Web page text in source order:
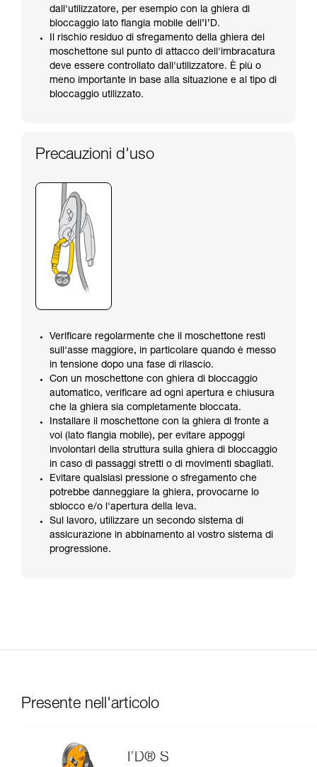
dall'utilizzatore, per esempio con la ghiera di
bloccaggio lato flangia mobile dell’I’D.
Il rischio residuo di sfregamento della ghiera del
moschettone sul punto di attacco dell'imbracatura
deve essere controllato dall'utilizzatore. È più o
meno importante in base alla situazione e al tipo di
bloccaggio utilizzato.
Precauzioni d'uso
Verificare regolarmente che il moschettone resti
sull'asse maggiore, in particolare quando è messo
in tensione dopo una fase di rilascio.
Con un moschettone con ghiera di bloccaggio
automatico, verificare ad ogni apertura e chiusura
che la ghiera sia completamente bloccata.
Installare il moschettone con la ghiera di fronte a
voi (lato flangia mobile), per evitare appoggi
involontari della struttura sulla ghiera di bloccaggio
in caso di passaggi stretti o di movimenti sbagliati.
Evitare qualsiasi pressione o sfregamento che
potrebbe danneggiare la ghiera, provocarne lo
sblocco e/o l'apertura della leva.
Sul lavoro, utilizzare un secondo sistema di
assicurazione in abbinamento al vostro sistema di
progressione.
Presente nell'articolo
I’D® S